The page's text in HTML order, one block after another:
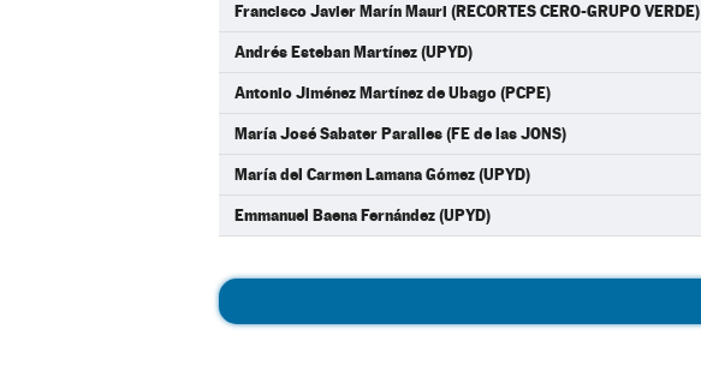
Francisco Javier Marín Mauri (RECORTES CERO-GRUPO VERDE)
Andrés Esteban Martínez (UPYD)
Antonio Jiménez Martínez de Ubago (PCPE)
María José Sabater Paralles (FE de las JONS)
María del Carmen Lamana Gómez (UPYD)
Emmanuel Baena Fernández (UPYD)